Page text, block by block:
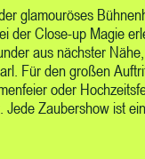
glamouröses
der Close-up Magie
aus nächster
Für den großen
oder
Jede Zaubershow ist